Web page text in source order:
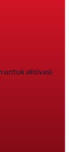
untuk aktivasi